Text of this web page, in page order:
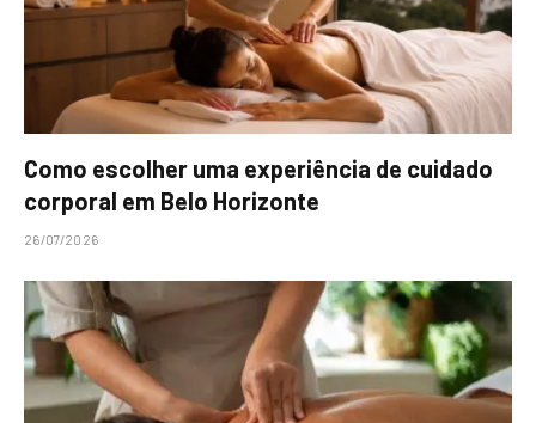
Como escolher uma experiência de cuidado
corporal em Belo Horizonte
26/07/2026